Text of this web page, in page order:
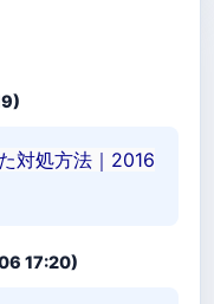
対処方法｜2016
17:20)